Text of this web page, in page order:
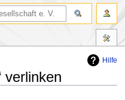
Hilfe
verlinken